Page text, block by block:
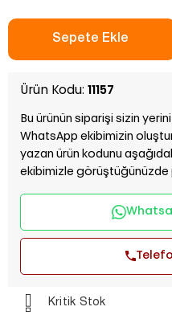
Ürün Kodu: 11157
Bu ürünün siparişi sizin
WhatsApp ekibimizin
yazan ürün kodunu
ekibimizle görüştüğünüzde
Kritik Stok